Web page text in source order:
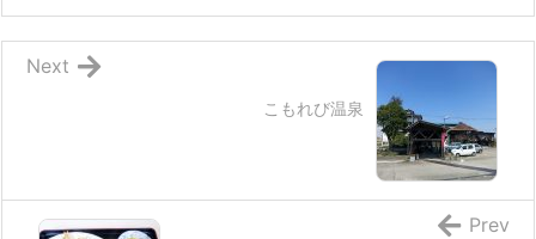
こもれび温泉
Next
Prev